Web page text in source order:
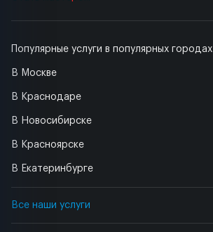
Популярные услуги в популярных городах
В Москве
В Краснодаре
В Новосибирске
В Красноярске
В Екатеринбурге
Все наши услуги